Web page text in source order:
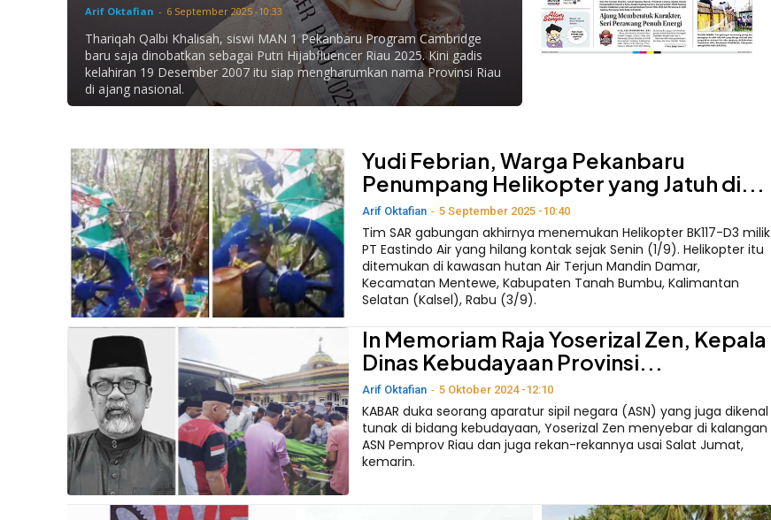
Arif Oktafian - 6 September 2025 -10:33
Thariqah Qalbi Khalisah, siswi MAN 1 Pekanbaru Program Cambridge
baru saja dinobatkan sebagai Putri Hijabfluencer Riau 2025. Kini gadis
kelahiran 19 Desember 2007 itu siap mengharumkan nama Provinsi Riau
di ajang nasional.
Yudi Febrian, Warga Pekanbaru
Penumpang Helikopter yang Jatuh di...
Arif Oktafian - 5 September 2025 -10:40
Tim SAR gabungan akhirnya menemukan Helikopter BK117-D3 milik
PT Eastindo Air yang hilang kontak sejak Senin (1/9). Helikopter itu
ditemukan di kawasan hutan Air Terjun Mandin Damar,
Kecamatan Mentewe, Kabupaten Tanah Bumbu, Kalimantan
Selatan (Kalsel), Rabu (3/9).
In Memoriam Raja Yoserizal Zen, Kepala
Dinas Kebudayaan Provinsi...
Arif Oktafian - 5 Oktober 2024 -12:10
KABAR duka seorang aparatur sipil negara (ASN) yang juga dikenal
tunak di bidang kebudayaan, Yoserizal Zen menyebar di kalangan
ASN Pemprov Riau dan juga rekan-rekannya usai Salat Jumat,
kemarin.